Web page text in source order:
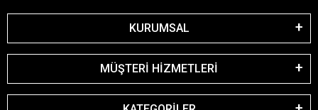
KURUMSAL
MÜŞTERİ HİZMETLERİ